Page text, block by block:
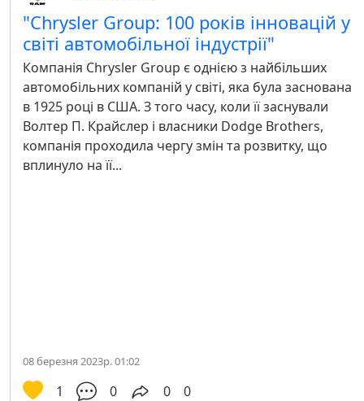
"Chrysler Group: 100 років інновацій у
світі автомобільної індустрії"
Компанія Chrysler Group є однією з найбільших
автомобільних компаній у світі, яка була заснована
в 1925 році в США. З того часу, коли її заснували
Волтер П. Крайслер і власники Dodge Brothers,
компанія проходила чергу змін та розвитку, що
вплинуло на її...
08 березня 2023р. 01:02
1 0 0 0